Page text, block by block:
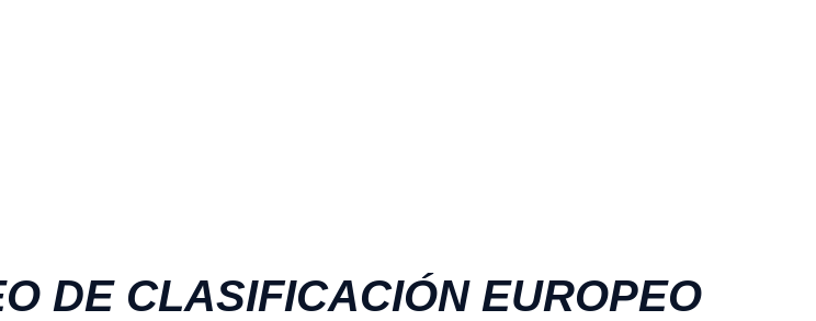
DE CLASIFICACIÓN EUROPEO